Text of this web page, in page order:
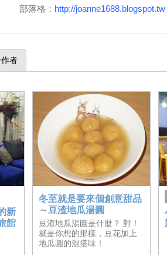
部落格： http://joanne1688.blogspot.tw
者
新
館
冬至就是要來個創意甜品
～豆渣地瓜湯圓
豆渣地瓜湯圓是什麼？ 對！
就是你想的那樣，豆花加上
地瓜圓的混搭味！